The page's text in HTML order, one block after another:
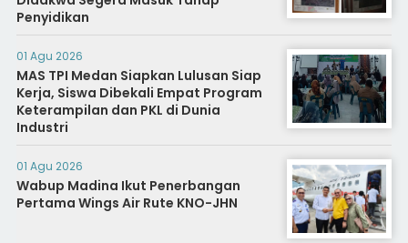
Penyidikan
01 Agu 2026
MAS TPI Medan Siapkan Lulusan Siap
Kerja, Siswa Dibekali Empat Program
Keterampilan dan PKL di Dunia
Industri
01 Agu 2026
Wabup Madina Ikut Penerbangan
Pertama Wings Air Rute KNO-JHN